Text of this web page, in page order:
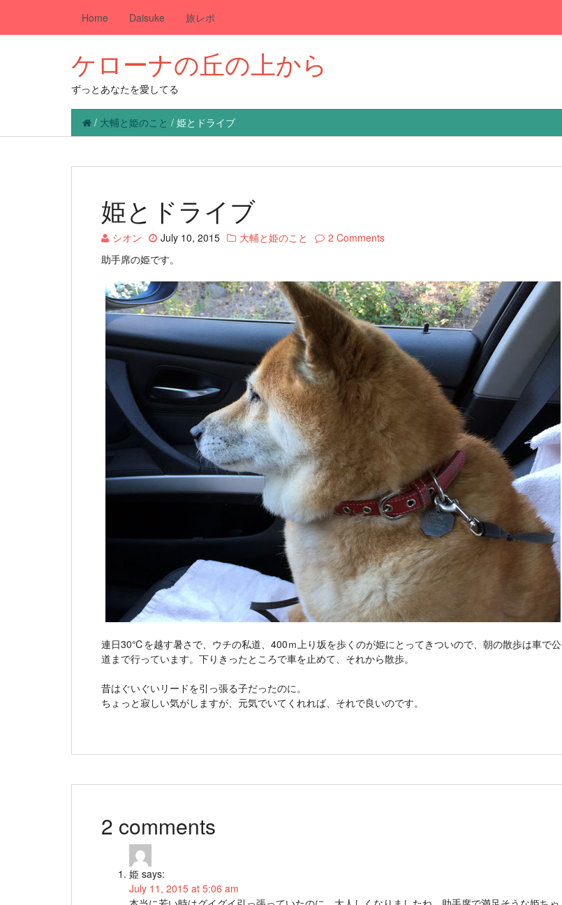
Home Daisuke 旅レポ
ケローナの丘の上から
ずっとあなたを愛してる
/ 大輔と姫のこと / 姫とドライブ
姫とドライブ
シオン July 10, 2015 大輔と姫のこと
2 Comments
助手席の姫です。
連日30℃を越す暑さで、ウチの私道、400ｍ上り坂を歩くのが姫にとってきついので、朝の散歩は車で公
道まで行っています。下りきったところで車を止めて、それから散歩。
昔はぐいぐいリードを引っ張る子だったのに。
ちょっと寂しい気がしますが、元気でいてくれれば、それで良いのです。
2 comments
姫 says:
July 11, 2015 at 5:06 am